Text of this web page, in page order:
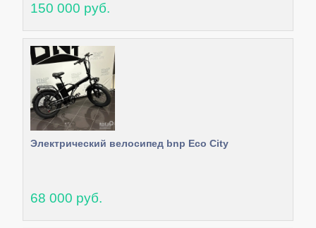
150 000 руб.
Электрический велосипед bnp Eco City
68 000 руб.